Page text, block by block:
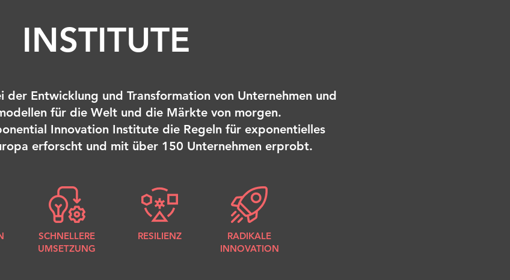
INSTITUTE
der Entwicklung und Transformation von Unternehmen und
für die Welt und die Märkte von morgen.
Innovation Institute die Regeln für exponentielles
erforscht und mit über 150 Unternehmen erprobt.
SCHNELLERE
UMSETZUNG
RESILIENZ
RADIKALE
INNOVATION